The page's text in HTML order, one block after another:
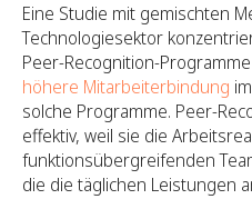
Eine Studie mit gemischten
Technologiesektor
Peer-Recognition-
höhere Mitarbeiterbindung
solche Programme. Peer-
effektiv, weil sie die
funktionsübergreifenden
die die täglichen Leistungen